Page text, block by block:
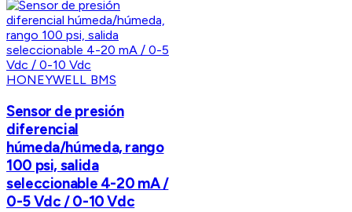
HONEYWELL BMS
Sensor de presión
diferencial
húmeda/húmeda, rango
100 psi, salida
seleccionable 4-20 mA /
0-5 Vdc / 0-10 Vdc